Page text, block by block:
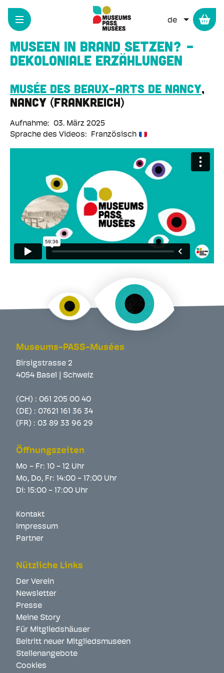
Direkt
Inhalt
WEITERE
Museen in Brand setzen? -
Dekoloniale Erzählungen
Musée des Beaux-Arts de Nancy
Nancy Frankreich
Aufnahme
03. März 2025
Sprache des Videos
Französisch
Museums-PASS-Musées
Birsigstrasse 2
4054 Basel | Schweiz
(CH) : 061 205 00 40
(DE) : 07621 161 36 34
(FR) : 03 89 33 96 29
Öffnungszeiten
Mo - Fr: 10 - 12 Uhr
Mo, Do, Fr: 14:00 - 17:00 Uhr
Di: 15:00 - 17:00 Uhr
Kontakt
Impressum
Partner
Nützliche Links
Der Verein
Newsletter
Presse
Meine Story
Für Mitgliedshäuser
Beitritt neuer Mitgliedsmuseen
Stellenangebote
Cookies